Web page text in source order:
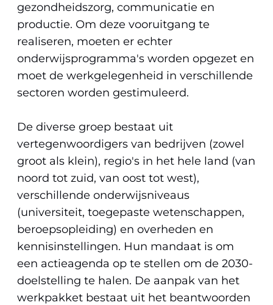
gezondheidszorg, communicatie en
productie. Om deze vooruitgang te
realiseren, moeten er echter
onderwijsprogramma's worden opgezet en
moet de werkgelegenheid in verschillende
sectoren worden gestimuleerd.
De diverse groep bestaat uit
vertegenwoordigers van bedrijven (zowel
groot als klein), regio's in het hele land (van
noord tot zuid, van oost tot west),
verschillende onderwijsniveaus
(universiteit, toegepaste wetenschappen,
beroepsopleiding) en overheden en
kennisinstellingen. Hun mandaat is om
een actieagenda op te stellen om de 2030-
doelstelling te halen. De aanpak van het
werkpakket bestaat uit het beantwoorden